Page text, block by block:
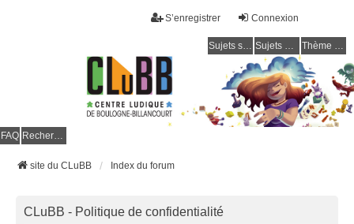
Connexion
S’enregistrer
Sujets sans réponse Sujets actifs Thème clair / foncé
FAQ Rechercher
site du CLuBB Index du forum
CLuBB - Politique de confidentialité